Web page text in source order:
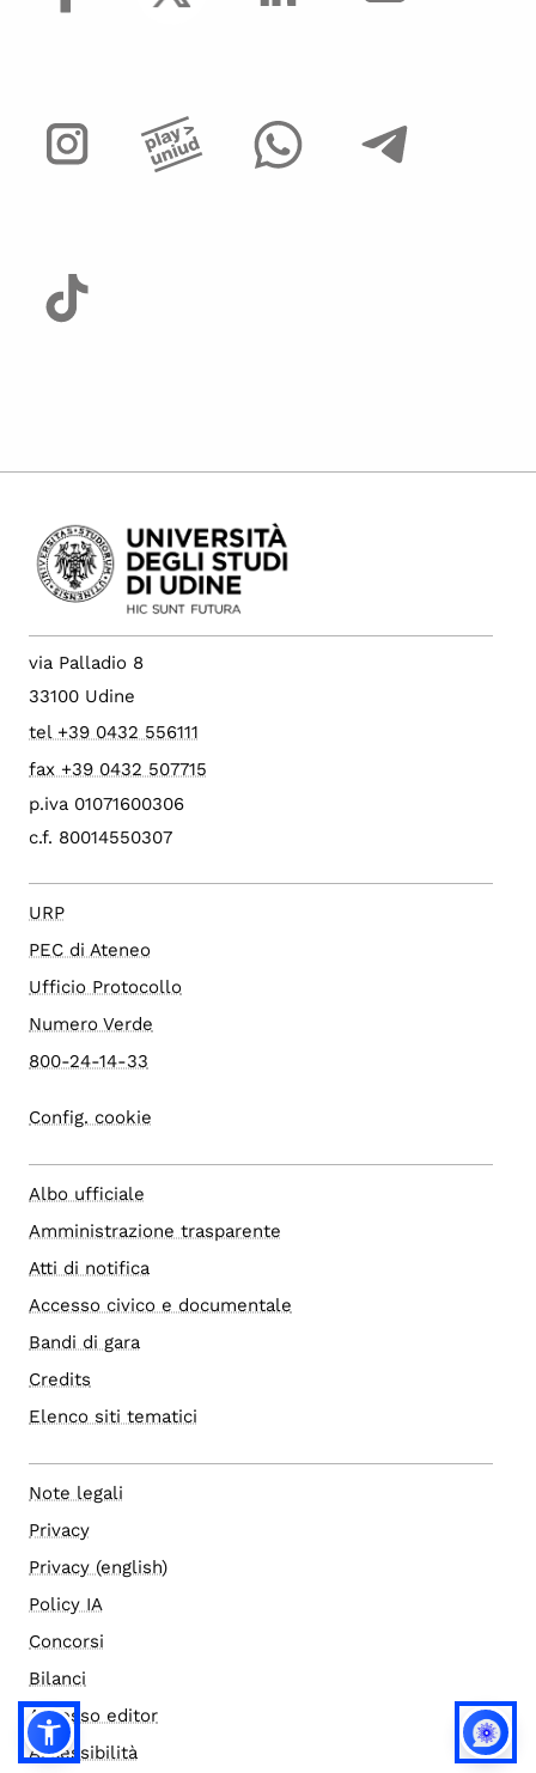
via Palladio 8
33100 Udine
tel +39 0432 556111
fax +39 0432 507715
p.iva 01071600306
c.f. 80014550307
URP
PEC di Ateneo
Ufficio Protocollo
Numero Verde
800-24-14-33
Config. cookie
Albo ufficiale
Amministrazione trasparente
Atti di notifica
Accesso civico e documentale
Bandi di gara
Credits
Elenco siti tematici
Note legali
Privacy
Privacy (english)
Policy IA
Concorsi
Bilanci
Accesso editor
Accessibilità